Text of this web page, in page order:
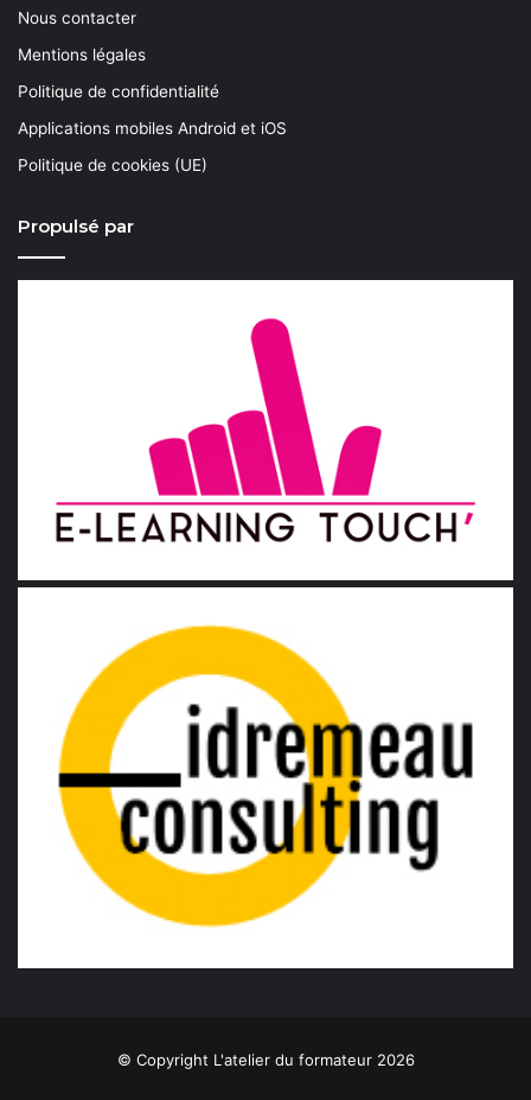
Nous contacter
Mentions légales
Politique de confidentialité
Applications mobiles Android et iOS
Politique de cookies (UE)
Propulsé par
© Copyright L'atelier du formateur 2026